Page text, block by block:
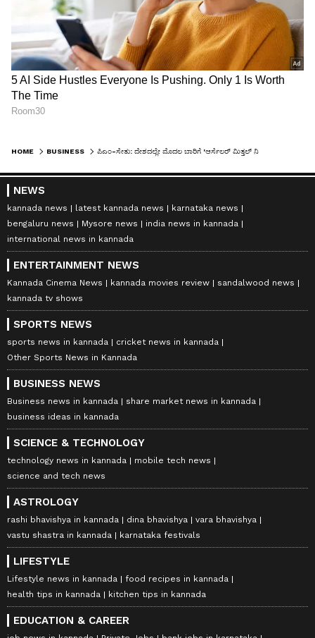
HOME BUSINESS
NEWS
kannada news latest kannada news
karnataka news
bengaluru news
Mysore news
india news in kannada
international news in kannada
ENTERTAINMENT NEWS
Kannada Cinema News kannada movies review
sandalwood news
kannada tv shows
SPORTS NEWS
sports news in kannada
cricket news in kannada
Other Sports News in Kannada
BUSINESS NEWS
Business news in kannada
share market news in kannada
business ideas in kannada
SCIENCE & TECHNOLOGY
technology news in kannada
mobile tech news
science and tech news
ASTROLOGY
rashi bhavishya in kannada dina bhavishya
vara bhavishya
vastu shastra in kannada
karnataka festivals
LIFESTYLE
Lifestyle news in kannada
food recipes in kannada
health tips in kannada
kitchen tips in kannada
EDUCATION & CAREER